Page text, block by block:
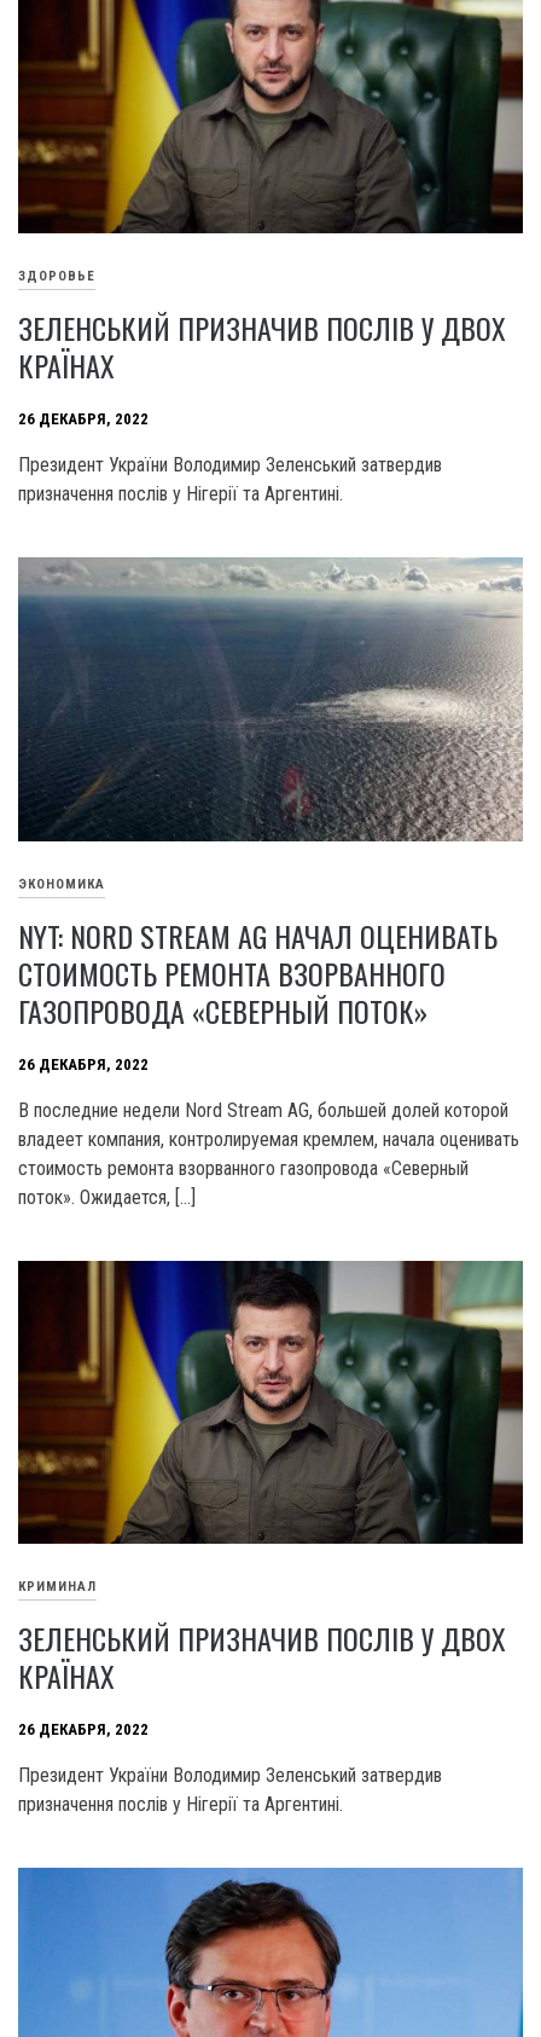
ЗДОРОВЬЕ
ЗЕЛЕНСЬКИЙ ПРИЗНАЧИВ ПОСЛІВ У ДВОХ
КРАЇНАХ
26 ДЕКАБРЯ, 2022
Президент України Володимир Зеленський затвердив
призначення послів у Нігерії та Аргентині.
ЭКОНОМИКА
NYT: NORD STREAM AG НАЧАЛ ОЦЕНИВАТЬ
СТОИМОСТЬ РЕМОНТА ВЗОРВАННОГО
ГАЗОПРОВОДА «СЕВЕРНЫЙ ПОТОК»
26 ДЕКАБРЯ, 2022
В последние недели Nord Stream AG, большей долей которой
владеет компания, контролируемая кремлем, начала оценивать
стоимость ремонта взорванного газопровода «Северный
поток». Ожидается, […]
КРИМИНАЛ
ЗЕЛЕНСЬКИЙ ПРИЗНАЧИВ ПОСЛІВ У ДВОХ
КРАЇНАХ
26 ДЕКАБРЯ, 2022
Президент України Володимир Зеленський затвердив
призначення послів у Нігерії та Аргентині.